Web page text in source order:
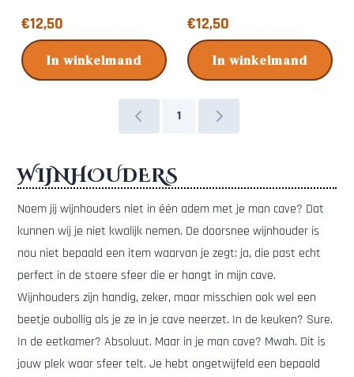
Prijs: 12,50
€12,50
In winkelmand
Prijs: 12,50
€12,50
In winkelmand
1
WIJNHOUDERS
Noem jij wijnhouders niet in één adem met je man cave? Dat
kunnen wij je niet kwalijk nemen. De doorsnee wijnhouder is
nou niet bepaald een item waarvan je zegt: ja, die past echt
perfect in de stoere sfeer die er hangt in mijn cave.
Wijnhouders zijn handig, zeker, maar misschien ook wel een
beetje oubollig als je ze in je cave neerzet. In de keuken? Sure.
In de eetkamer? Absoluut. Maar in je man cave? Mwah. Dit is
jouw plek waar sfeer telt. Je hebt ongetwijfeld een bepaald